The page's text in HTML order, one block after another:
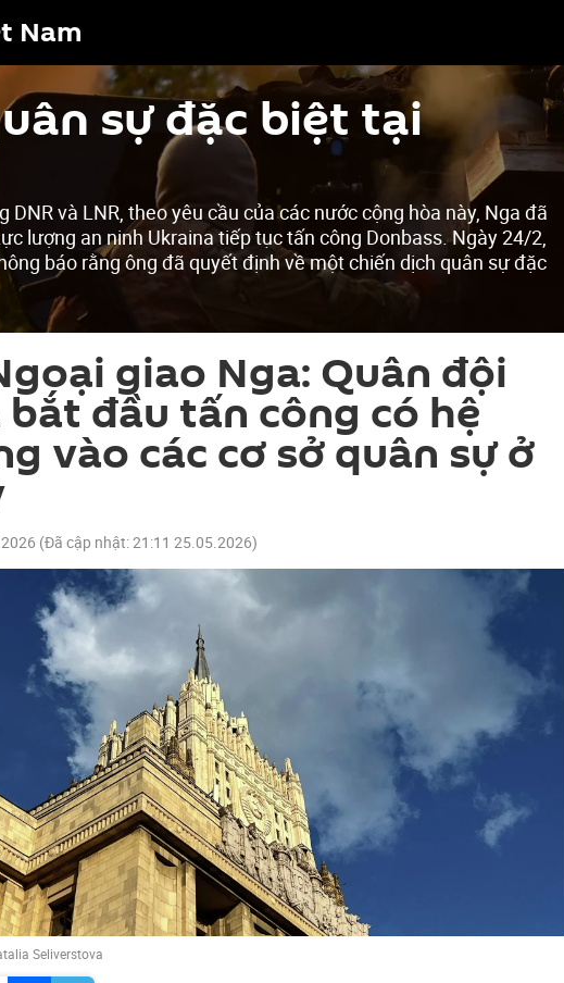
Nam
sự đặc biệt tại
và LNR, theo yêu cầu của các nước cộng hòa này, Nga đã
lượng an ninh Ukraina tiếp tục tấn công Donbass. Ngày 24/2,
báo rằng ông đã quyết định về một chiến dịch quân sự đặc
giao Nga: Quân đội
bắt đầu tấn công có hệ
vào các cơ sở quân sự ở
(Đã cập nhật:21:11 25.05.2026)
Seliverstova